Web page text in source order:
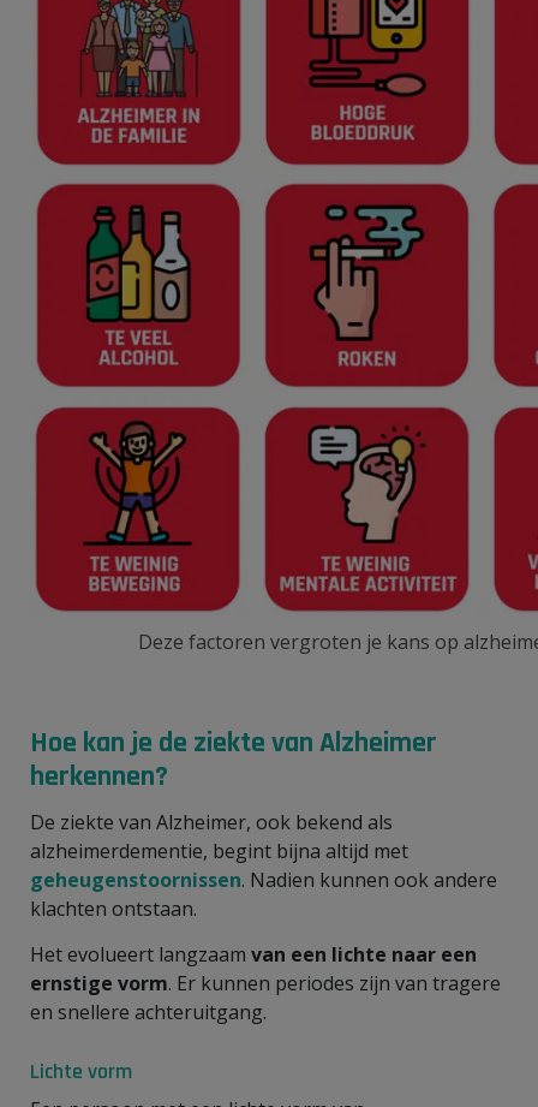
Deze factoren vergroten je kans op
Hoe kan je de ziekte van Alzheimer
herkennen?
De ziekte van Alzheimer, ook bekend als
alzheimerdementie, begint bijna altijd met
geheugenstoornissen. Nadien kunnen ook andere
klachten ontstaan.
Het evolueert langzaam van een lichte naar een
ernstige vorm. Er kunnen periodes zijn van tragere
en snellere achteruitgang.
Lichte vorm